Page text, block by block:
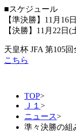
■スケジュール
【準決勝】11月16
【決勝】11月22日(
天皇杯 JFA 第105
こちら
TOP>
Ｊ１ >
ニュース>
準々決勝の組